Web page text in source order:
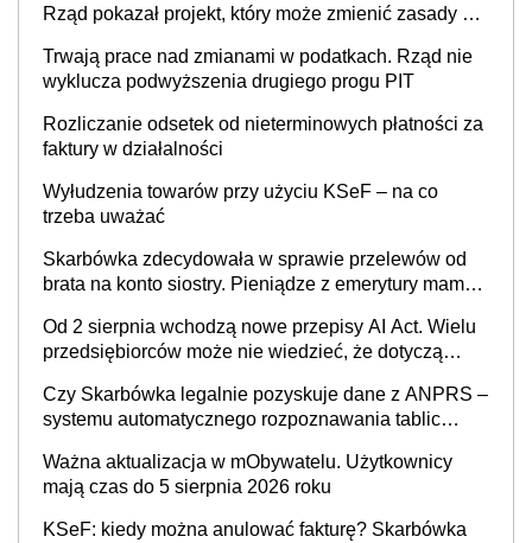
Rząd pokazał projekt, który może zmienić zasady gry
Trwają prace nad zmianami w podatkach. Rząd nie
wyklucza podwyższenia drugiego progu PIT
Rozliczanie odsetek od nieterminowych płatności za
faktury w działalności
Wyłudzenia towarów przy użyciu KSeF – na co
trzeba uważać
Skarbówka zdecydowała w sprawie przelewów od
brata na konto siostry. Pieniądze z emerytury mamy
będzie
Od 2 sierpnia wchodzą nowe przepisy AI Act. Wielu
przedsiębiorców może nie wiedzieć, że dotyczą
Czy Skarbówka legalnie pozyskuje dane z ANPRS –
systemu automatycznego rozpoznawania tablic
Ważna aktualizacja w mObywatelu. Użytkownicy
mają czas do 5 sierpnia 2026 roku
KSeF: kiedy można anulować fakturę? Skarbówka